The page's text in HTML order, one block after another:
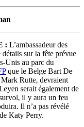
: L’ambassadeur des
sur la fête prévue
Unis au parc du
que le Belge Bart De
Rutte, devraient
serait également de
il y aura un feu
Il n’a pas révélé
Katy Perry.